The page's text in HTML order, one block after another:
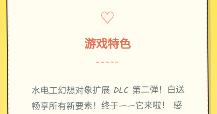
♡
游戏特色
~~~~~
水电工幻想对象扩展 DLC 第二弹！白送
畅享所有新要素！终于——它来啦！ 感